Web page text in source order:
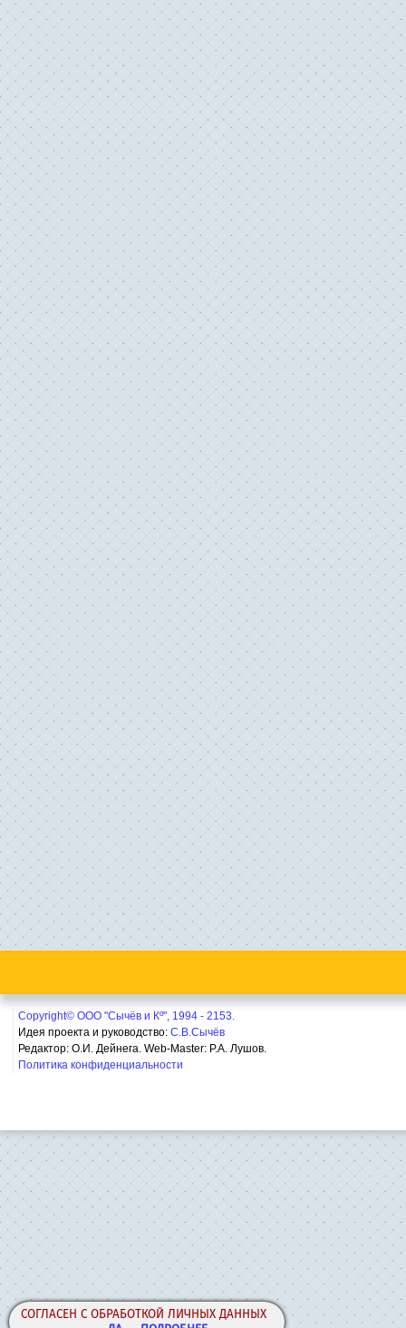
СОГЛАСЕН С ОБРАБОТКОЙ ЛИЧНЫХ ДАННЫХ
Copyright© ООО "Сычёв и Кº", 1994 - 2153.
Идея проекта и руководство: С.В.Сычёв
Редактор: О.И. Дейнега. Web-Master: Р.А. Лушов.
Политика конфиденциальности